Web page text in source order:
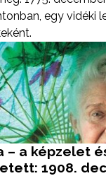
egy vidéki
– a képzelet
1908.